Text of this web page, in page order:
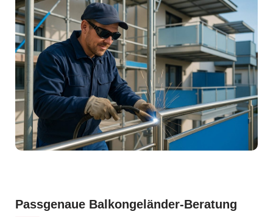
Passgenaue Balkongeländer-Beratung